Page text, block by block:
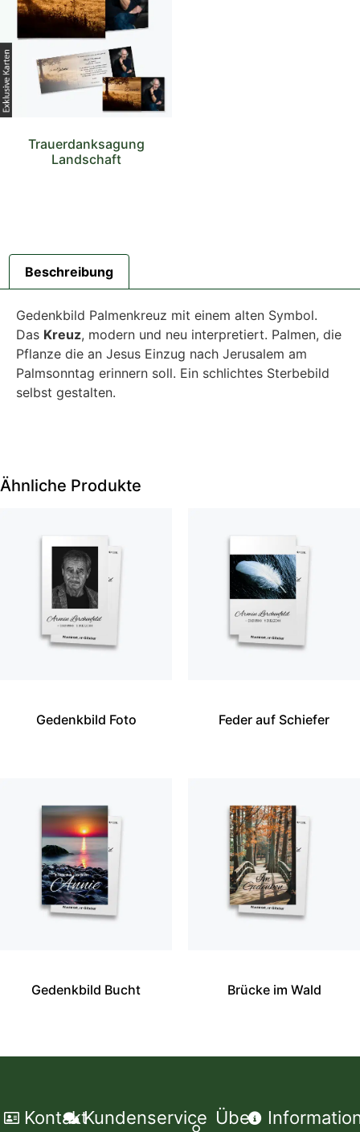
Trauerdanksagung
Landschaft
Beschreibung
Gedenkbild Palmenkreuz mit einem alten Symbol.
Das Kreuz, modern und neu interpretiert. Palmen, die
Pflanze die an Jesus Einzug nach Jerusalem am
Palmsonntag erinnern soll. Ein schlichtes Sterbebild
selbst gestalten.
Ähnliche Produkte
Gedenkbild Foto Feder auf Schiefer
Gedenkbild Bucht Brücke im Wald
KontaktKundenservice Über